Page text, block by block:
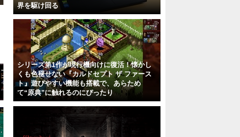
界を駆け回る
シリーズ第1作が現行機向けに復活！懐かし
くも色褪せない『カルドセプト ザ ファース
ト』遊びやすい機能も搭載で、あらため
て“原典”に触れるのにぴったり